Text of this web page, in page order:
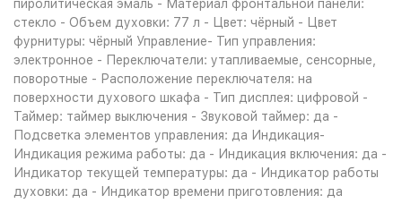
пиролитическая эмаль - Материал фронтальной панели:
стекло - Объем духовки: 77 л - Цвет: чёрный - Цвет
фурнитуры: чёрный Управление- Тип управления:
электронное - Переключатели: утапливаемые, сенсорные,
поворотные - Расположение переключателя: на
поверхности духового шкафа - Тип дисплея: цифровой -
Таймер: таймер выключения - Звуковой таймер: да -
Подсветка элементов управления: да Индикация-
Индикация режима работы: да - Индикация включения: да -
Индикатор текущей температуры: да - Индикатор работы
духовки: да - Индикатор времени приготовления: да